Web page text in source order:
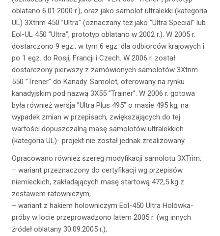
oblatano 6.01.2000 r.), oraz jako samolot ultralekki (kategoria
UL) 3Xtrim 450 ”Ultra” (oznaczany też jako ”Ultra Special” lub
Eol-UL 450 ”Ultra”, prototyp oblatano w 2002 r.). W 2005 r.
dostarczono 9 egz., w tym 6 egz. dla odbiorców krajowych i
po 1 egz. do Rosji, Francji i Czech. W 2006 r. został
dostarczony pierwszy z zamówionych samolotów 3Xtrim
550 ”Trener” do Kanady. Samolot, oferowany na rynku
kanadyjskim pod nazwą 3X55 ”Trainer”. W 2006 r. gotowa
była również wersja ”Ultra Plus 495” o masie 495 kg, na
wypadek zmian w przepisach, zwiększających do tej
wartości dopuszczalną masę samolotów ultralekkich
(kategoria UL)- projekt nie został jednak zrealizowany.
Opracowano również szereg modyfikacji samolotu 3XTrim:
– wariant przeznaczony do certyfikacji wg przepisów
niemieckich, zakładających masę startową 472,5 kg z
zestawem ratowniczym,
– wariant z hakiem holowniczym Eol-450 Ultra Holówka-
próby w locie przeprowadzono latem 2005 r. (wg innych
źródeł oblatany 30.09.2005 r.),